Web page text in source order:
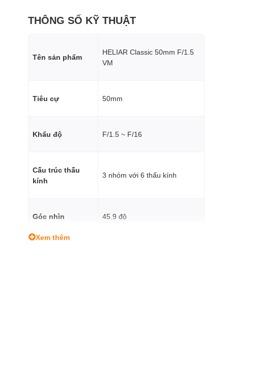
THÔNG SỐ KỸ THUẬT
Tên sản phẩm
HELIAR Classic 50mm F/1.5
VM
Tiêu cự 50mm
Khẩu độ F/1.5 ~ F/16
Cấu trúc thấu
kính
3 nhóm với 6 thấu kính
Góc nhìn 45.9 độ
Xem thêm